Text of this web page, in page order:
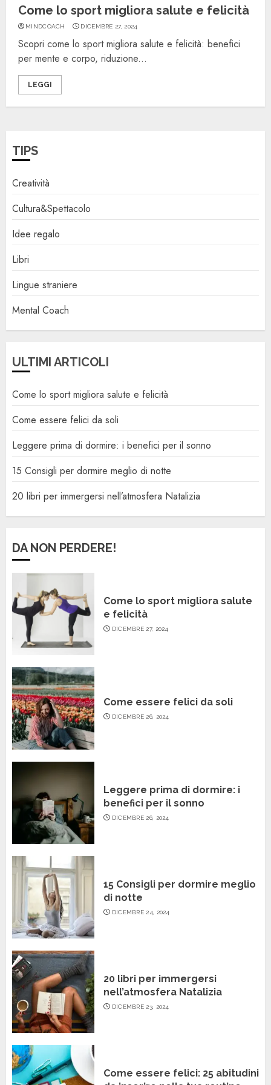
Come lo sport migliora salute e felicità
MINDCOACH DICEMBRE 27, 2024
Scopri come lo sport migliora salute e felicità: benefici
per mente e corpo, riduzione...
LEGGI
TIPS
Creatività
Cultura&Spettacolo
Idee regalo
Libri
Lingue straniere
Mental Coach
ULTIMI ARTICOLI
Come lo sport migliora salute e felicità
Come essere felici da soli
Leggere prima di dormire: i benefici per il sonno
15 Consigli per dormire meglio di notte
20 libri per immergersi nell’atmosfera Natalizia
DA NON PERDERE!
Come lo sport migliora salute
e felicità
DICEMBRE 27, 2024
Come essere felici da soli
DICEMBRE 26, 2024
Leggere prima di dormire: i
benefici per il sonno
DICEMBRE 26, 2024
15 Consigli per dormire meglio
di notte
DICEMBRE 24, 2024
20 libri per immergersi
nell’atmosfera Natalizia
DICEMBRE 23, 2024
Come essere felici: 25 abitudini